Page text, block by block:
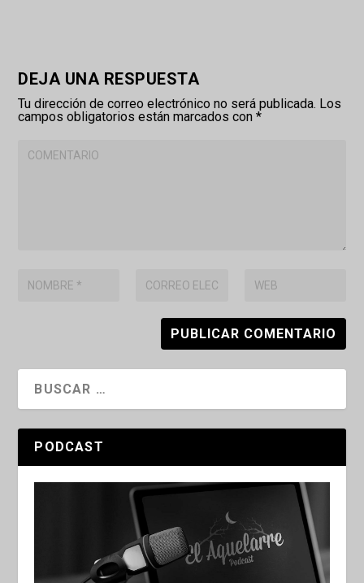
DEJA UNA RESPUESTA
Tu dirección de correo electrónico no será publicada. Los
campos obligatorios están marcados con*
PODCAST